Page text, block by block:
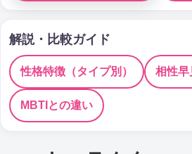
解説・比較ガイド
性格特徴（タイプ別） 相性早
MBTIとの違い